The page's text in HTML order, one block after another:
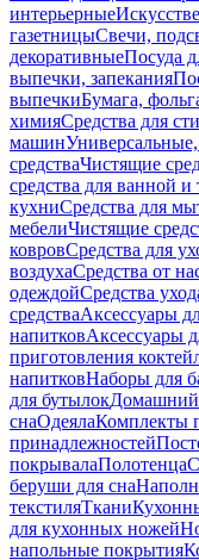
интерьерные
газетницыСвечи,
декоративныеПосуда
выпечки, запекания
выпечкиБумага,
химияСредства для
машин
средстваЧистящие
средства для ванной и
кухниСредства для
мебелиЧистящие
ковровСредства для
воздухаСредства от
одеждойСредства
средстваАксессуары
напитковАксессуары
приготовления
напитковНаборы для
для бутылокДомашний
снаОдеялаКомплекты
принадлежностей
покрывалаПолотенца
беруши для сна
текстиляТкани
для кухонных ножей
напольные покрытия